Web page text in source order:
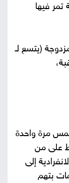
فيها
كل عنبر على 7 أسرة مزدوجة (يتسع لـ
مرة واحدة
على من
إلى
بتهم